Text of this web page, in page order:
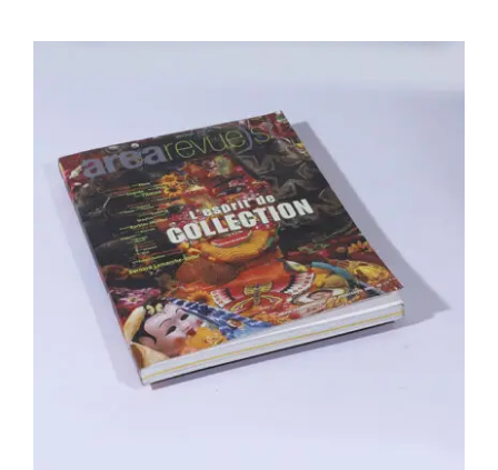
Area revue n°9 – L’espirit de collection